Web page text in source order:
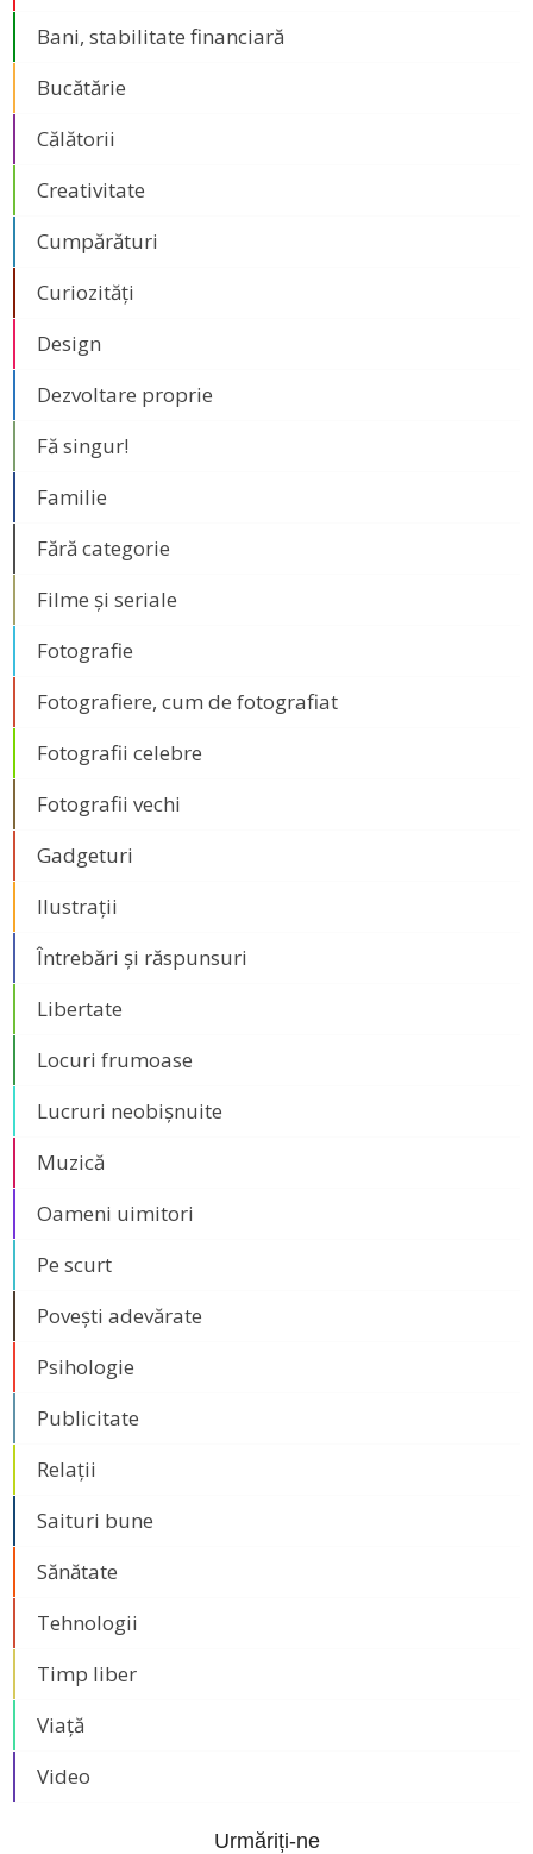
Bani, stabilitate financiară
Bucătărie
Călătorii
Creativitate
Cumpărături
Curiozități
Design
Dezvoltare proprie
Fă singur!
Familie
Fără categorie
Filme și seriale
Fotografie
Fotografiere, cum de fotografiat
Fotografii celebre
Fotografii vechi
Gadgeturi
Ilustrații
Întrebări și răspunsuri
Libertate
Locuri frumoase
Lucruri neobișnuite
Muzică
Oameni uimitori
Pe scurt
Povești adevărate
Psihologie
Publicitate
Relații
Saituri bune
Sănătate
Tehnologii
Timp liber
Viață
Video
Urmăriți-ne